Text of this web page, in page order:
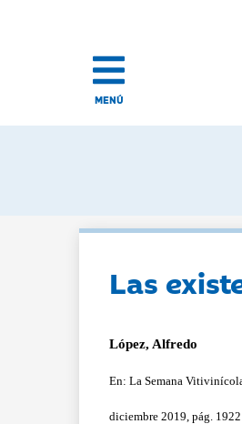
MENÚ
Las
López, Alfredo
En: La Semana
diciembre 2019, pág.